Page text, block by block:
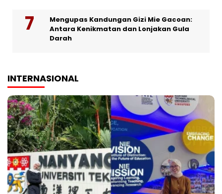
Mengupas Kandungan Gizi Mie Gacoan:
Antara Kenikmatan dan Lonjakan Gula
Darah
INTERNASIONAL